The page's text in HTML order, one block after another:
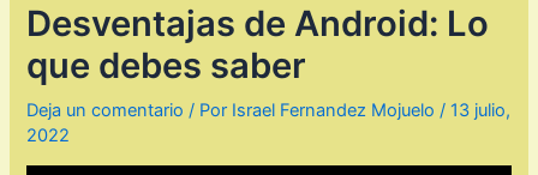
Desventajas de Android: Lo
que debes saber
Deja un comentario / Por Israel Fernandez Mojuelo /13 julio,
2022